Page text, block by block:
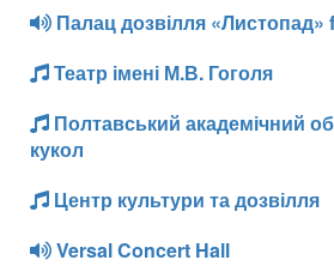
Палац дозвілля «Листопад»
Театр імені М.В. Гоголя
Полтавський академічний
кукол
Центр культури та дозвілля
Versal Concert Hall